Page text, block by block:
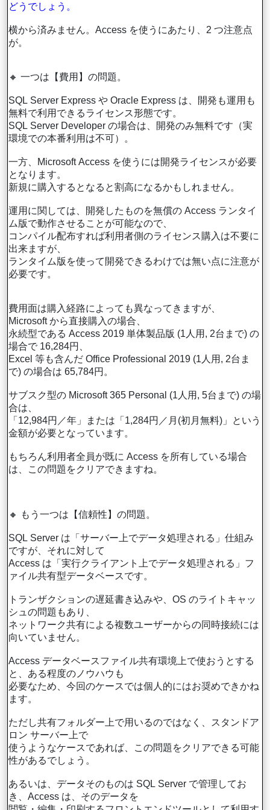
どうでしょう。
横から済みません。Access を使うにあたり、2 つ注意点
が。
🔸 一つは【費用】の問題。
SQL Server Express や Oracle Express は、開発も運用も
無料で利用できるライセンス形態です。
SQL Server Developer の場合は、開発のみ無料です（実
環境での本番利用は不可）。
一方、Microsoft Access を使うには開発ライセンスが必要
となります。
新規に購入するとなると割高になるかもしれません。
運用に関しては、開発したものを無償の Access ランタイ
ム版で動作させることが可能なので、
コンパイル配布すれば利用者側のライセンス購入は不要に
出来ますが、
ランタイム版を使って開発できるわけでは無い点に注意が
必要です。
費用面は購入経路によっても異なってきますが、
Microsoft から直接購入の場合、
永続型である Access 2019 単体製品版 (1人用, 2台まで) の
場合で 16,284円、
Excel 等も含んだ Office Professional 2019 (1人用, 2台ま
で) の場合は 65,784円。
サブスク型の Microsoft 365 Personal (1人用, 5台まで) の場
合は、
「12,984円／年」または「1,284円／月(初月無料)」という
金額が必要となっています。
もちろん利用者全員が既に Access を所有している場合
は、この問題をクリアできますね。
🔸 もう一つは【信頼性】の問題。
SQL Server は「サーバー上でデータ処理される」仕組み
ですが、それに対して
Access は「実行クライアント上でデータ処理される」フ
ァイル共有型データベースです。
トランザクションの遅延書き込みや、OS のライトキャッ
シュの問題もあり、
ネットワーク共有による複数ユーザーからの同時接続には
向いていません。
Access データベースファイル共有環境上で使おうとする
と、ある程度のノウハウも
必要なため、今回のケースでは個人的にはお奨めできかね
ます。
ただし共有フォルダー上で用いるのではなく、スタンドア
ロン サーバー上で
使うようなケースであれば、この問題をクリアできる可能
性があるでしょう。
あるいは、データそのものは SQL Server で管理してお
き、Access は、そのデータを